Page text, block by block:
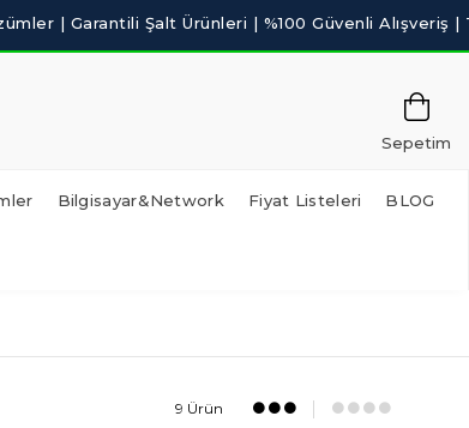
Sepetim
Bilgisayar&Network Fiyat Listeleri BLOG
9 Ürün